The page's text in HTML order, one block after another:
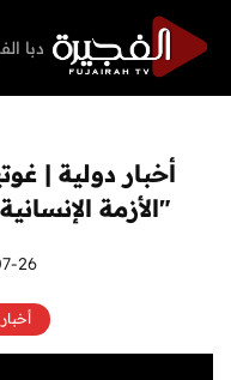
دبا
أم
راس
أخبار دولية |
"الأزمة
01:05